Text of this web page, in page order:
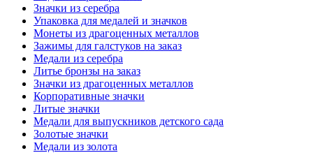
Значки из серебра
Упаковка для медалей и значков
Монеты из драгоценных металлов
Зажимы для галстуков на заказ
Медали из серебра
Литье бронзы на заказ
Значки из драгоценных металлов
Корпоративные значки
Литые значки
Медали для выпускников детского сада
Золотые значки
Медали из золота